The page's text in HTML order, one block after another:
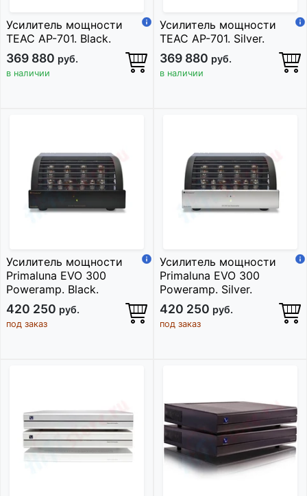
Усилитель мощности
TEAC AP-701. Black.
369 880 руб.
в наличии
Усилитель мощности
TEAC AP-701. Silver.
369 880 руб.
в наличии
Усилитель мощности
Primaluna EVO 300
Poweramp. Black.
420 250 руб.
под заказ
Усилитель мощности
Primaluna EVO 300
Poweramp. Silver.
420 250 руб.
под заказ